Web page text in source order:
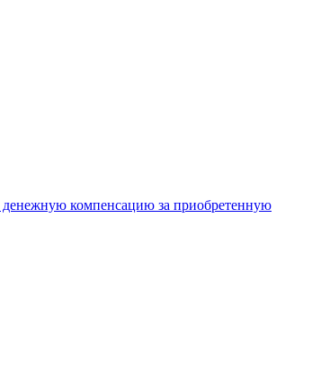
компенсацию за приобретенную